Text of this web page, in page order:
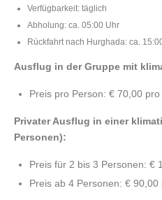
Verfügbarkeit: täglich
Abholung: ca. 05:00 Uhr
Rückfahrt nach Hurghada: ca.
Ausflug in der Gruppe mit
Preis pro Person: € 70,00 pro
Privater Ausflug in einer
Personen):
Preis für 2 bis 3 Personen: €
Preis ab 4 Personen: € 90,00